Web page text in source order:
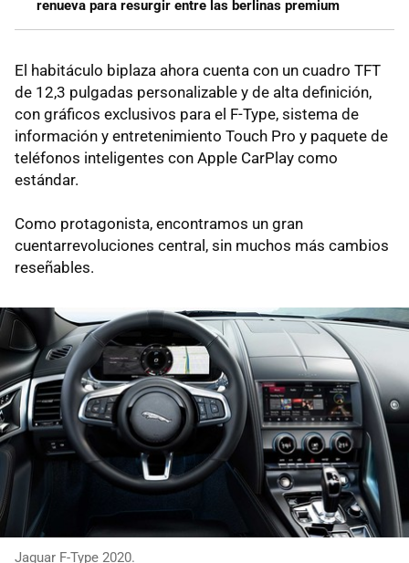
renueva para resurgir entre las berlinas premium
El habitáculo biplaza ahora cuenta con un cuadro TFT
de 12,3 pulgadas personalizable y de alta definición,
con gráficos exclusivos para el F-Type, sistema de
información y entretenimiento Touch Pro y paquete de
teléfonos inteligentes con Apple CarPlay como
estándar.
Como protagonista, encontramos un gran
cuentarrevoluciones central, sin muchos más cambios
reseñables.
Jaguar F-Type 2020.